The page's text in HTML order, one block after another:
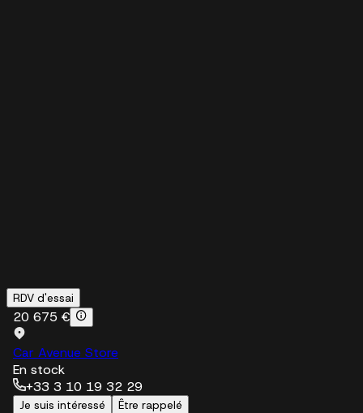
RDV d'essai
20 675 €
Car Avenue Store
En stock
+33 3 10 19 32 29
Je suis intéressé Être rappelé